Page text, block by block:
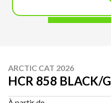
ARCTIC CAT 2026
HCR 858 BLACK/